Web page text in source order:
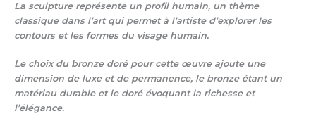
La sculpture représente un profil humain, un thème
classique dans l’art qui permet à l’artiste d’explorer les
contours et les formes du visage humain.
Le choix du bronze doré pour cette œuvre ajoute une
dimension de luxe et de permanence, le bronze étant un
matériau durable et le doré évoquant la richesse et
l’élégance.